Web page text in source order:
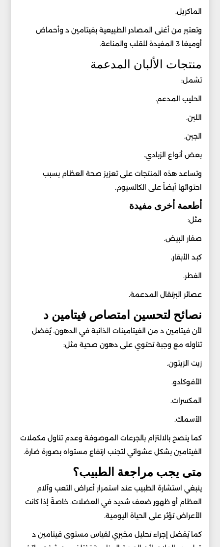
الماكريل.
وتعتبر من أغنى المصادر الطبيعية بفيتامين د وأحماض
أوميغا 3 المفيدة للقلب والمناعة.
منتجات الألبان المدعمة
تشمل:
الحليب المدعم.
اللبن.
الجبن.
بعض أنواع الزبادي.
وتساعد هذه المنتجات على تعزيز صحة العظام بسبب
احتوائها أيضاً على الكالسيوم.
أطعمة أخرى مفيدة
مثل:
صفار البيض.
كبد الأبقار.
الفطر.
عصائر البرتقال المدعمة.
نصائح لتحسين امتصاص فيتامين د
لأن فيتامين د من الفيتامينات الذائبة في الدهون. يُفضل
تناوله مع وجبة تحتوي على دهون صحية مثل:
زيت الزيتون.
الأفوكادو.
المكسرات.
الأسماك.
كما ينصح بالالتزام بالجرعات الموصوفة وعدم تناول مكملات
الفيتامين بشكل عشوائي لتجنب ارتفاع مستواه بصورة ضارة.
متى يجب مراجعة الطبيب؟
ينبغي استشارة الطبيب عند استمرار أعراض التعب وآلام
العظام أو ظهور ضعف شديد في العضلات. خاصةً إذا كانت
الأعراض تؤثر على الحياة اليومية.
كما يُفضل إجراء تحليل مخبري لقياس مستوى فيتامين د